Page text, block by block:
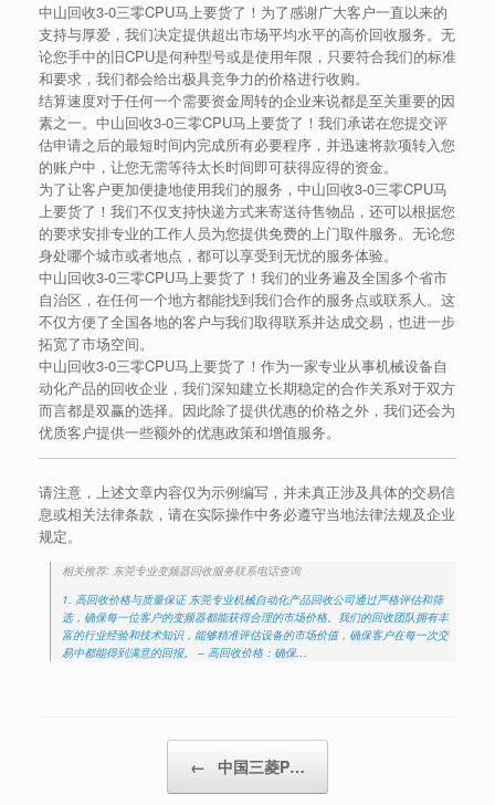
中山回收3-0三零CPU马上要货了！为了感谢广大客户一直以来的
支持与厚爱，我们决定提供超出市场平均水平的高价回收服务。无
论您手中的旧CPU是何种型号或是使用年限，只要符合我们的标准
和要求，我们都会给出极具竞争力的价格进行收购。
结算速度对于任何一个需要资金周转的企业来说都是至关重要的因
素之一。中山回收3-0三零CPU马上要货了！我们承诺在您提交评
估申请之后的最短时间内完成所有必要程序，并迅速将款项转入您
的账户中，让您无需等待太长时间即可获得应得的资金。
为了让客户更加便捷地使用我们的服务，中山回收3-0三零CPU马
上要货了！我们不仅支持快递方式来寄送待售物品，还可以根据您
的要求安排专业的工作人员为您提供免费的上门取件服务。无论您
身处哪个城市或者地点，都可以享受到无忧的服务体验。
中山回收3-0三零CPU马上要货了！我们的业务遍及全国多个省市
自治区，在任何一个地方都能找到我们合作的服务点或联系人。这
不仅方便了全国各地的客户与我们取得联系并达成交易，也进一步
拓宽了市场空间。
中山回收3-0三零CPU马上要货了！作为一家专业从事机械设备自
动化产品的回收企业，我们深知建立长期稳定的合作关系对于双方
而言都是双赢的选择。因此除了提供优惠的价格之外，我们还会为
优质客户提供一些额外的优惠政策和增值服务。
请注意，上述文章内容仅为示例编写，并未真正涉及具体的交易信
息或相关法律条款，请在实际操作中务必遵守当地法律法规及企业
规定。
相关推荐: 东莞专业变频器回收服务联系电话查询
1. 高回收价格与质量保证 东莞专业机械自动化产品回收公司通过严格评估和筛
选，确保每一位客户的变频器都能获得合理的市场价格。我们的回收团队拥有丰
富的行业经验和技术知识，能够精准评估设备的市场价值，确保客户在每一次交
易中都能得到满意的回报。 – 高回收价格：确保…
← 中国三菱P…